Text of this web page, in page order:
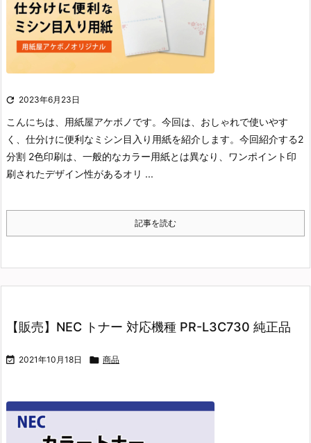
 2023年6月23日
こんにちは、用紙屋アケボノです。 今回は、おしゃれで使いやす
く、仕分けに便利なミシン目入り用紙を紹介します。 今回紹介する2
分割 2色印刷は、一般的なカラー用紙とは異なり、ワンポイント印
刷されたデザイン性があるオリ ...
記事を読む
【販売】NEC トナー 対応機種 PR-L3C730 純正品
 2021年10月18日  商品